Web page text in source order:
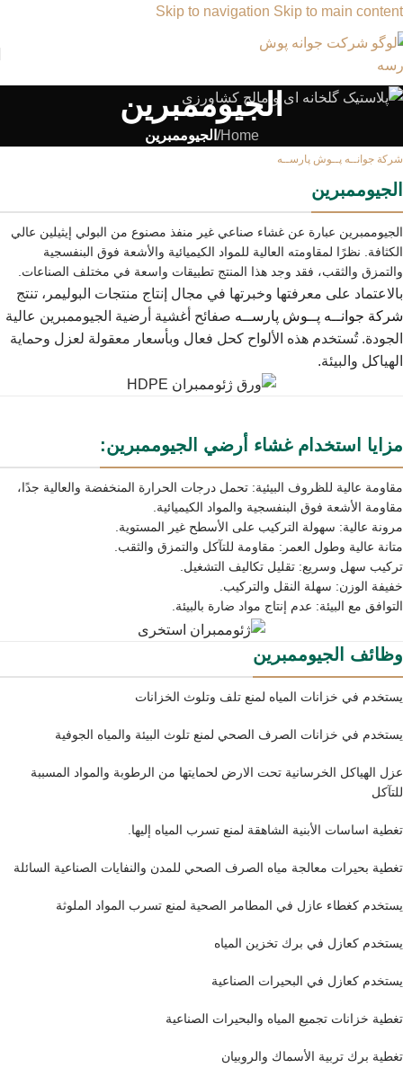
Skip to navigation Skip to main content
الجيوممبرين
Home
/ الجيوممبرين
شركة جوانــه پــوش پارســه
الجيوممبرين
الجيوممبرين عبارة عن غشاء صناعي غير منفذ مصنوع من البولي إيثيلين عالي
الكثافة. نظرًا لمقاومته العالية للمواد الكيميائية والأشعة فوق البنفسجية
والتمزق والثقب، فقد وجد هذا المنتج تطبيقات واسعة في مختلف الصناعات.
بالاعتماد على معرفتها وخبرتها في مجال إنتاج منتجات البوليمر، تنتج
شركة جوانــه پــوش پارســه صفائح أغشية أرضية الجيوممبرين عالية
الجودة. تُستخدم هذه الألواح كحل فعال وبأسعار معقولة لعزل وحماية
الهياكل والبيئة.
مزايا استخدام غشاء أرضي الجيوممبرين:
مقاومة عالية للظروف البيئية: تحمل درجات الحرارة المنخفضة والعالية جدًا،
مقاومة الأشعة فوق البنفسجية والمواد الكيميائية.
مرونة عالية: سهولة التركيب على الأسطح غير المستوية.
متانة عالية وطول العمر: مقاومة للتآكل والتمزق والثقب.
تركيب سهل وسريع: تقليل تكاليف التشغيل.
خفيفة الوزن: سهلة النقل والتركيب.
التوافق مع البيئة: عدم إنتاج مواد ضارة بالبيئة.
وظائف الجيوممبرين
يستخدم في خزانات المياه لمنع تلف وتلوث الخزانات
يستخدم في خزانات الصرف الصحي لمنع تلوث البيئة والمياه الجوفية
عزل الهياكل الخرسانية تحت الارض لحمایتها من الرطوبة والمواد المسببة
للتآكل
تغطية اساسات الأبنية الشاهقة لمنع تسرب المياه إليها.
تغطية بحيرات معالجة مياه الصرف الصحي للمدن والنفايات الصناعية السائلة
يستخدم كغطاء عازل في المطامر الصحية لمنع تسرب المواد الملوثة
يستخدم كعازل في برك تخزين المياه
يستخدم كعازل في البحيرات الصناعية
تغطية خزانات تجميع المياه والبحيرات الصناعية
تغطية برك تربية الأسماك والروبيان